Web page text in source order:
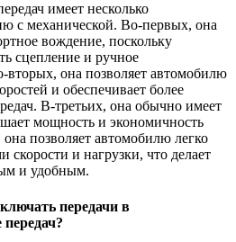
имеет несколько
с механической. Во-первых, она
вождение, поскольку
сцепление и ручное
вторых, она позволяет автомобилю
и обеспечивает более
В-третьих, она обычно имеет
мощность и экономичность
позволяет автомобилю легко
скорости и нагрузки, что делает
и удобным.
передачи в